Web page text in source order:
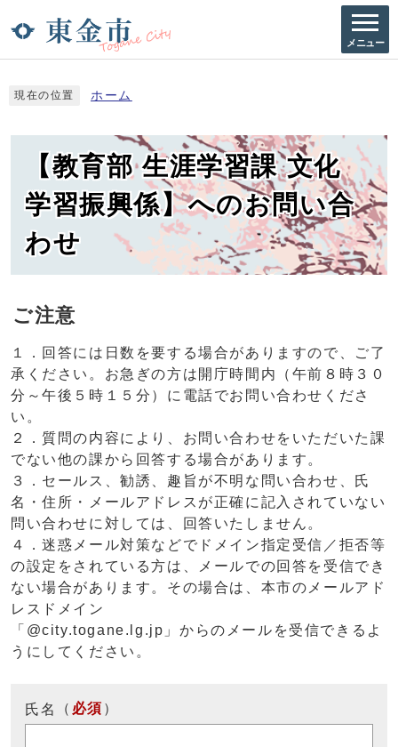
メニュー
現在の位置 ホーム
【教育部 生涯学習課 文化
学習振興係】へのお問い合
わせ
ご注意
１．回答には日数を要する場合がありますので、ご了
承ください。お急ぎの方は開庁時間内（午前８時３０
分～午後５時１５分）に電話でお問い合わせくださ
い。
２．質問の内容により、お問い合わせをいただいた課
でない他の課から回答する場合があります。
３．セールス、勧誘、趣旨が不明な問い合わせ、氏
名・住所・メールアドレスが正確に記入されていない
問い合わせに対しては、回答いたしません。
４．迷惑メール対策などでドメイン指定受信／拒否等
の設定をされている方は、メールでの回答を受信でき
ない場合があります。その場合は、本市のメールアド
レスドメイン
「@city.togane.lg.jp」からのメールを受信できるよ
うにしてください。
氏名 （ 必須 ）